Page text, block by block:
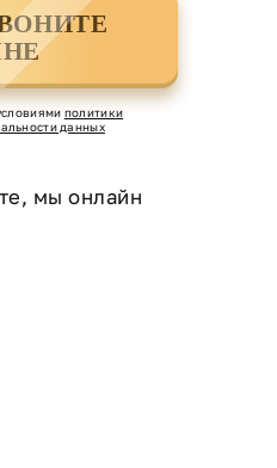
политики
данных
мы онлайн